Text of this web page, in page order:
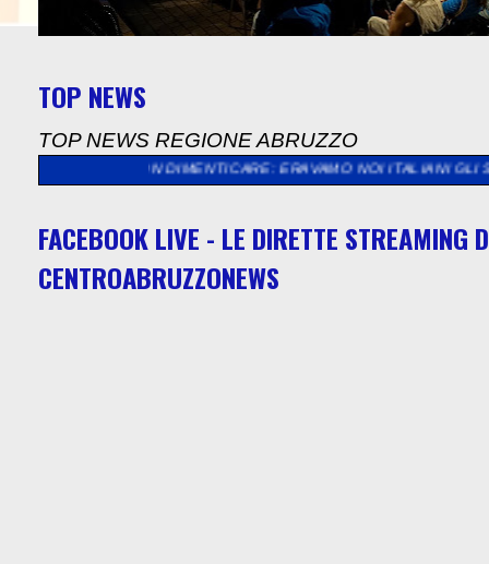
TOP NEWS
TOP NEWS REGIONE ABRUZZO
NON DIMENTICARE: ERAVAMO NOI ITALIANI GLI STRANIERI, GLI
FACEBOOK LIVE - LE DIRETTE STREAMING
CENTROABRUZZONEWS